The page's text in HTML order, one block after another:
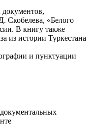
Скобелева, «Белого
В книгу также
из истории Туркестана
и пунктуации